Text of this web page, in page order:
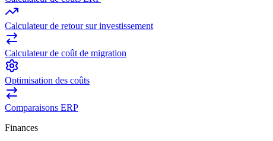
Calculateur de retour sur investissement
Calculateur de coût de migration
Optimisation des coûts
Comparaisons ERP
Finances